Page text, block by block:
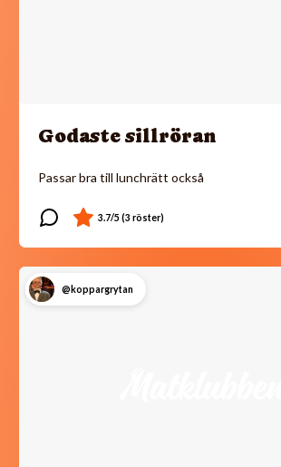
Godaste sillröran
Passar bra till lunchrätt också
@koppargrytan